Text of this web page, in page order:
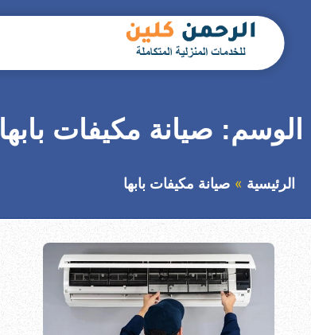
المحتوى
الوسم: صيانة مكيفات بابها
الرئيسية صيانة مكيفات بابها